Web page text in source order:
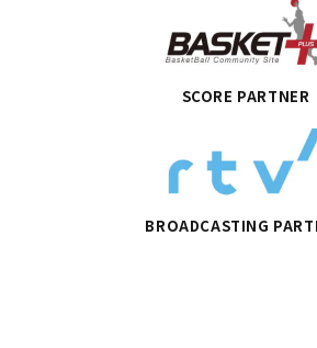
SCORE PARTNER
BROADCASTING